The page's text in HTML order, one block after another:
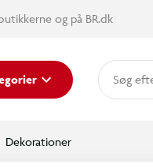
og på BR.dk
Dekorationer